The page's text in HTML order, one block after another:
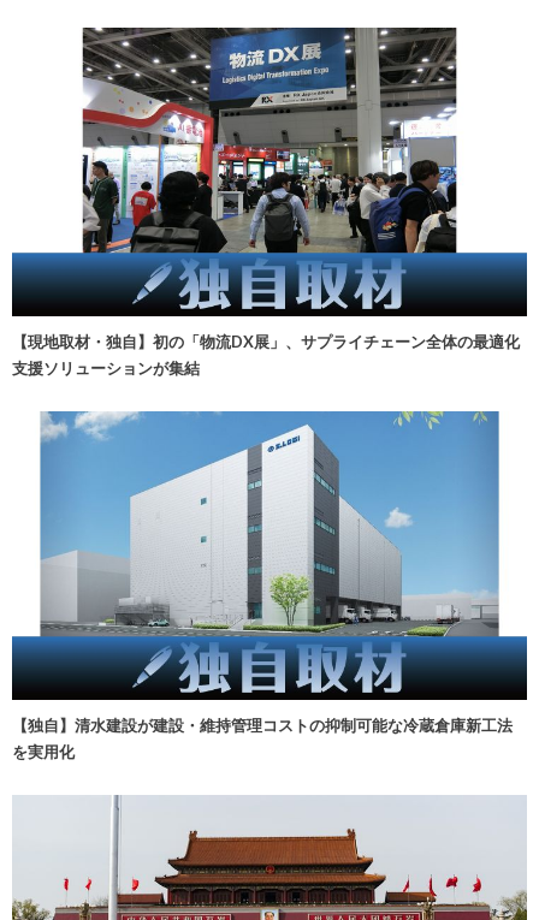
【現地取材・独自】初の「物流DX展」、サプライチェーン全体の最適化
支援ソリューションが集結
【独自】清水建設が建設・維持管理コストの抑制可能な冷蔵倉庫新工法
を実用化